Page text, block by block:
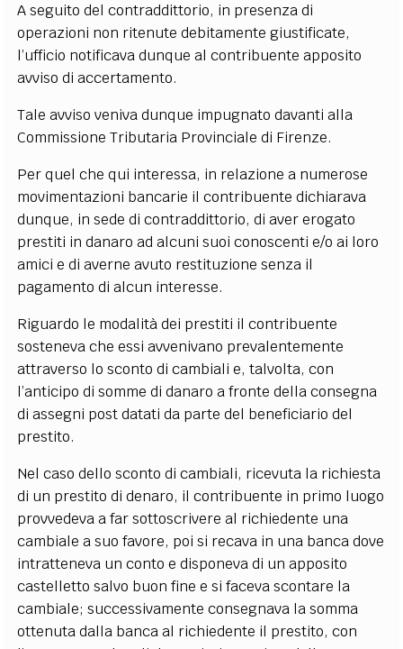
A seguito del contraddittorio, in presenza di
operazioni non ritenute debitamente giustificate,
l’ufficio notificava dunque al contribuente apposito
avviso di accertamento.
Tale avviso veniva dunque impugnato davanti alla
Commissione Tributaria Provinciale di Firenze.
Per quel che qui interessa, in relazione a numerose
movimentazioni bancarie il contribuente dichiarava
dunque, in sede di contraddittorio, di aver erogato
prestiti in danaro ad alcuni suoi conoscenti e/o ai loro
amici e di averne avuto restituzione senza il
pagamento di alcun interesse.
Riguardo le modalità dei prestiti il contribuente
sosteneva che essi avvenivano prevalentemente
attraverso lo sconto di cambiali e, talvolta, con
l’anticipo di somme di danaro a fronte della consegna
di assegni post datati da parte del beneficiario del
prestito.
Nel caso dello sconto di cambiali, ricevuta la richiesta
di un prestito di denaro, il contribuente in primo luogo
provvedeva a far sottoscrivere al richiedente una
cambiale a suo favore, poi si recava in una banca dove
intratteneva un conto e disponeva di un apposito
castelletto salvo buon fine e si faceva scontare la
cambiale; successivamente consegnava la somma
ottenuta dalla banca al richiedente il prestito, con